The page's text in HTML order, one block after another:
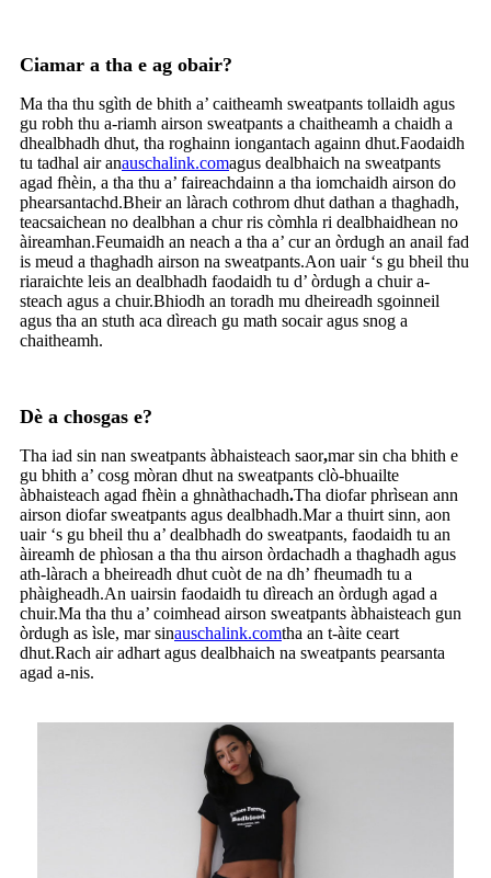
Ciamar a tha e ag obair?
Ma tha thu sgìth de bhith a’ caitheamh sweatpants tollaidh agus
gu robh thu a-riamh airson sweatpants a chaitheamh a chaidh a
dhealbhadh dhut, tha roghainn iongantach againn dhut.Faodaidh
tu tadhal air anauschalink.comagus dealbhaich na sweatpants
agad fhèin, a tha thu a’ faireachdainn a tha iomchaidh airson do
phearsantachd.Bheir an làrach cothrom dhut dathan a thaghadh,
teacsaichean no dealbhan a chur ris còmhla ri dealbhaidhean no
àireamhan.Feumaidh an neach a tha a’ cur an òrdugh an anail fad
is meud a thaghadh airson na sweatpants.Aon uair ‘s gu bheil thu
riaraichte leis an dealbhadh faodaidh tu d’ òrdugh a chuir a-
steach agus a chuir.Bhiodh an toradh mu dheireadh sgoinneil
agus tha an stuth aca dìreach gu math socair agus snog a
chaitheamh.
Dè a chosgas e?
Tha iad sin nan sweatpants àbhaisteach saor,mar sin cha bhith e
gu bhith a’ cosg mòran dhut na sweatpants clò-bhuailte
àbhaisteach agad fhèin a ghnàthachadh.Tha diofar phrìsean ann
airson diofar sweatpants agus dealbhadh.Mar a thuirt sinn, aon
uair ‘s gu bheil thu a’ dealbhadh do sweatpants, faodaidh tu an
àireamh de phìosan a tha thu airson òrdachadh a thaghadh agus
ath-làrach a bheireadh dhut cuòt de na dh’ fheumadh tu a
phàigheadh.An uairsin faodaidh tu dìreach an òrdugh agad a
chuir.Ma tha thu a’ coimhead airson sweatpants àbhaisteach gun
òrdugh as ìsle, mar sinauschalink.comtha an t-àite ceart
dhut.Rach air adhart agus dealbhaich na sweatpants pearsanta
agad a-nis.